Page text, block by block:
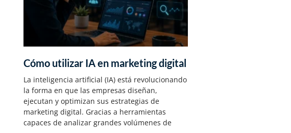
Cómo utilizar IA en marketing digital
La inteligencia artificial (IA) está revolucionando
la forma en que las empresas diseñan,
ejecutan y optimizan sus estrategias de
marketing digital. Gracias a herramientas
capaces de analizar grandes volúmenes de